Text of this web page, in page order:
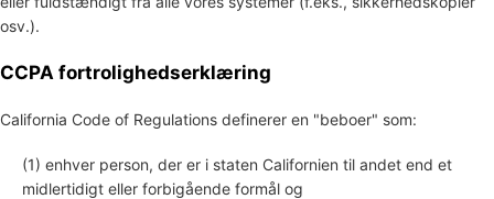
osv.).
CCPA fortrolighedserklæring
California Code of Regulations definerer en "beboer" som:
(1) enhver person, der er i staten Californien til andet end et
midlertidigt eller forbigående formål og